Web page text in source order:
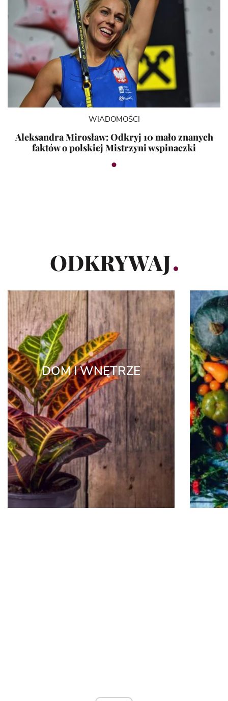
WIADOMOŚCI
Aleksandra Mirosław: Odkryj 10 mało znanych
faktów o polskiej Mistrzyni wspinaczki
ODKRYWAJ
DOM I WNĘTRZE